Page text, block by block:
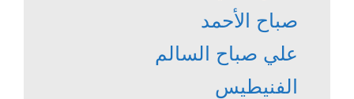
صباح الأحمد
علي صباح السالم
الفنيطيس